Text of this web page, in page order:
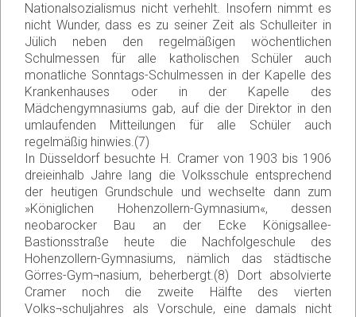
Nationalsozialismus nicht verhehlt. Insofern nimmt es
nicht Wunder, dass es zu seiner Zeit als Schulleiter in
Jülich neben den regelmäßigen wöchentlichen
Schulmessen für alle katholischen Schüler auch
monatliche Sonntags-Schulmessen in der Kapelle des
Krankenhauses oder in der Kapelle des
Mädchengymnasiums gab, auf die der Direktor in den
umlaufenden Mitteilungen für alle Schüler auch
regelmäßig hinwies.(7)
In Düsseldorf besuchte H. Cramer von 1903 bis 1906
dreieinhalb Jahre lang die Volksschule entsprechend
der heutigen Grundschule und wechselte dann zum
»Königlichen Hohenzollern-Gymnasium«, dessen
neobarocker Bau an der Ecke Königsallee-
Bastionsstraße heute die Nachfolgeschule des
Hohenzollern-Gymnasiums, nämlich das städtische
Görres-Gym¬nasium, beherbergt.(8) Dort absolvierte
Cramer noch die zweite Hälfte des vierten
Volks¬schuljahres als Vorschule, eine damals nicht